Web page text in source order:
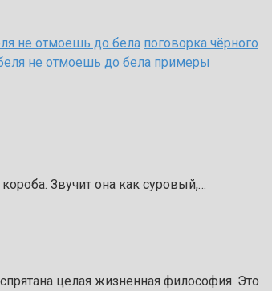
не отмоешь до бела поговорка чёрного
не отмоешь до бела примеры
Звучит она как суровый,…
целая жизненная философия. Это